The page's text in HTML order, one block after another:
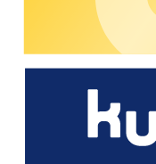
Con la Driver App
solución de marca
de a su marca
Desde el registro
aplicación de carga
funciones que
a su infraestructura de
gestionar las